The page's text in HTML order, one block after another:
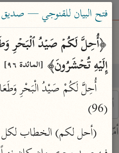
بحث تفسير
characters for results.
أمّهات
جامع البيان
فتح البيان للقنوجي — صديق
إِلَیۡهِ تُحۡشَرُونَ﴾ [المائدة ٩٦]
(96)